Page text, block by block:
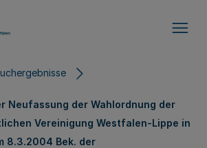
Neufassung der Wahlordnung der
Vereinigung Westfalen-Lippe in
8.3.2004 Bek. der